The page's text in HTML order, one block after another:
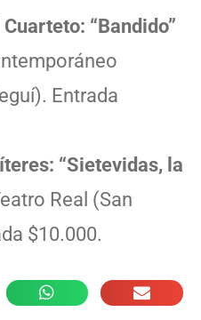
“Bandido”
Entrada
“Sietevidas, la
Real (San
$10.000.